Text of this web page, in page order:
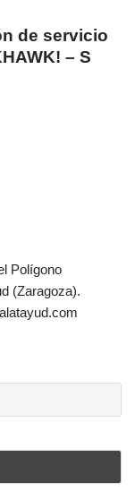
de servicio
– S
Polígono
(Zaragoza).